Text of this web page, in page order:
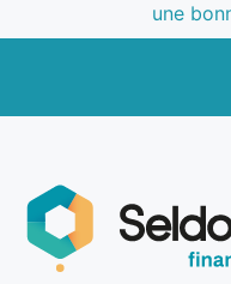
une